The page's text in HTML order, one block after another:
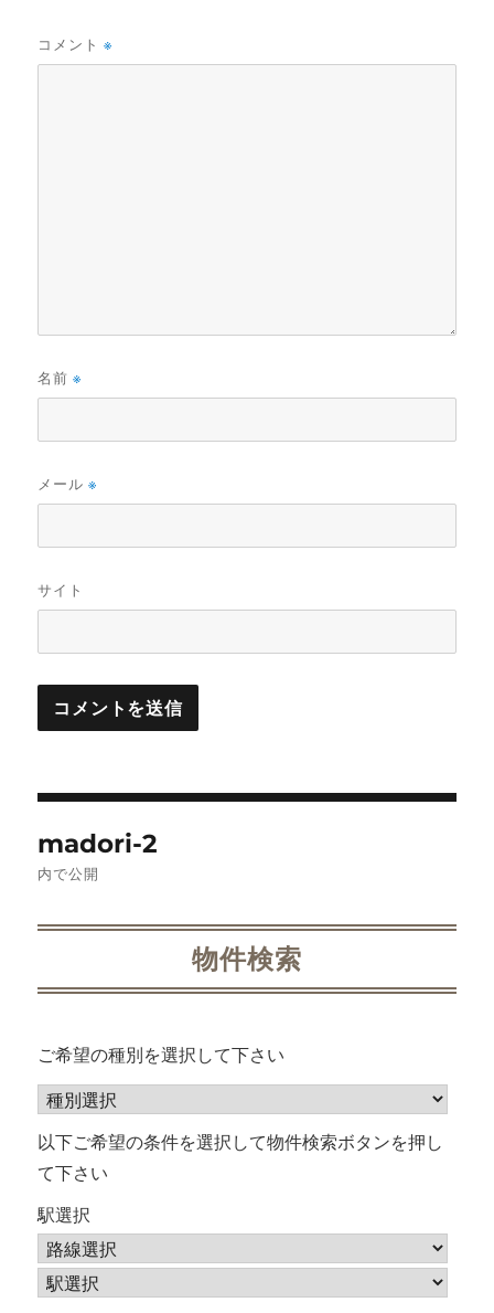
コメント※
名前※
メール※
サイト
稿
ー
シ
ョ
ン
madori-2
内で公開
物件検索
ご希望の種別を選択して下さい
以下ご希望の条件を選択して物件検索ボタンを押し
て下さい
駅選択